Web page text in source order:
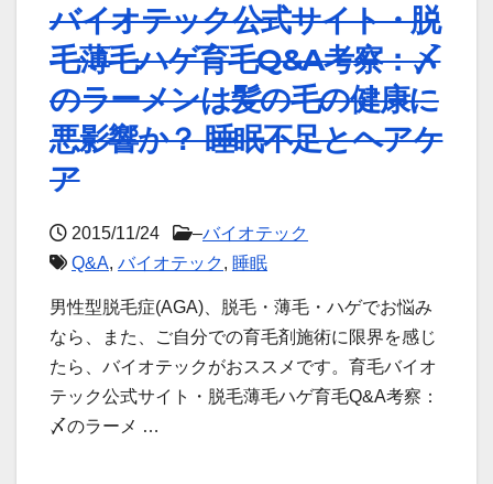
バイオテック公式サイト・脱
毛薄毛ハゲ育毛Q&A考察：〆
のラーメンは髪の毛の健康に
悪影響か？ 睡眠不足とヘアケ
ア
2015/11/24 –バイオテック
Q&A, バイオテック, 睡眠
男性型脱毛症(AGA)、脱毛・薄毛・ハゲでお悩み
なら、また、ご自分での育毛剤施術に限界を感じ
たら、バイオテックがおススメです。育毛バイオ
テック公式サイト・脱毛薄毛ハゲ育毛Q&A考察：
〆のラーメ …